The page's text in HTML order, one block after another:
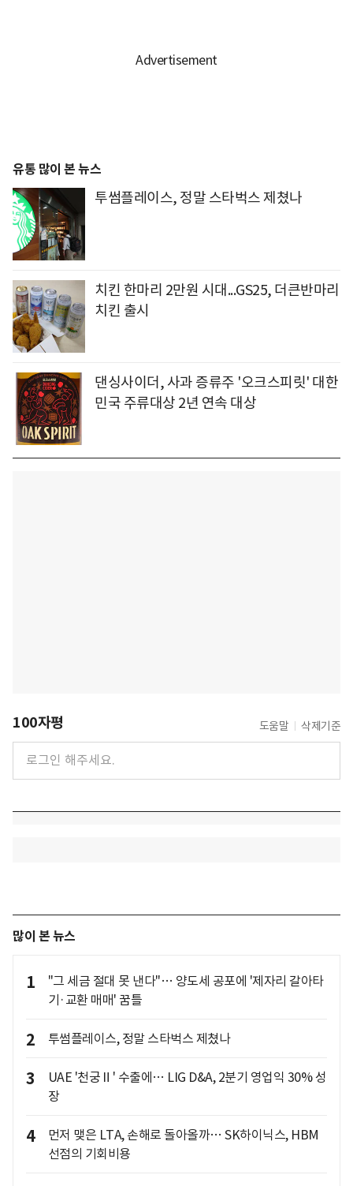
유통 많이 본 뉴스
투썸플레이스, 정말 스타벅스 제쳤나
치킨 한마리 2만원 시대...GS25, 더큰반마리
치킨 출시
댄싱사이더, 사과 증류주 '오크스피릿' 대한
민국 주류대상 2년 연속 대상
100자평 도움말 삭제기준
많이 본 뉴스
1
"그 세금 절대 못 낸다"… 양도세 공포에 '제자리 갈아타
기·교환 매매' 꿈틀
2 투썸플레이스, 정말 스타벅스 제쳤나
3
UAE '천궁Ⅱ' 수출에… LIG D&A, 2분기 영업익 30% 성
장
4
먼저 맺은 LTA, 손해로 돌아올까… SK하이닉스, HBM
선점의 기회비용